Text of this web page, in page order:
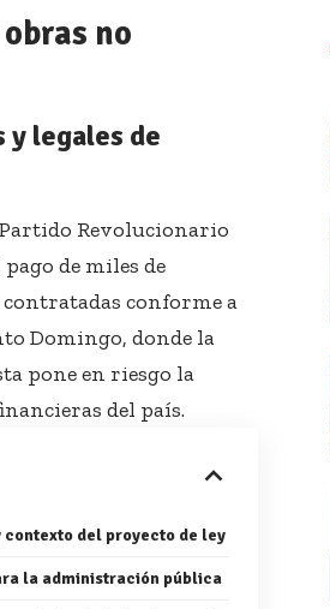
no
legales de
Revolucionario
de miles de
contratadas conforme a
Domingo, donde la
pone en riesgo la
del país.
contexto del proyecto de ley
la administración pública